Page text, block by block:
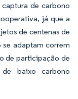
de carbono
já que a
de centenas de
se adaptam correm
de participação de
baixo carbono